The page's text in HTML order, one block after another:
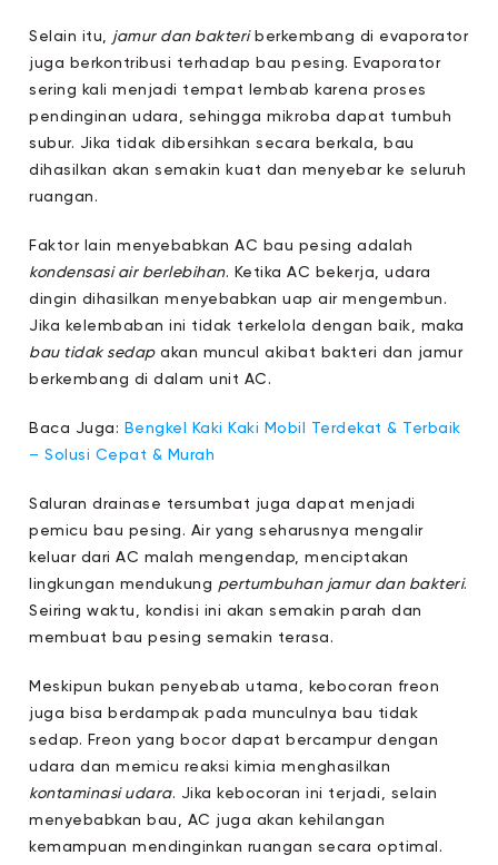
Selain itu, jamur dan bakteriberkembang di evaporator
juga berkontribusi terhadap bau pesing. Evaporator
sering kali menjadi tempat lembab karena proses
pendinginan udara, sehingga mikroba dapat tumbuh
subur. Jika tidak dibersihkan secara berkala, bau
dihasilkan akan semakin kuat dan menyebar ke seluruh
ruangan.
Faktor lain menyebabkan AC bau pesing adalah
kondensasi air berlebihan. Ketika AC bekerja, udara
dingin dihasilkan menyebabkan uap air mengembun.
Jika kelembaban ini tidak terkelola dengan baik, maka
bau tidak sedapakan muncul akibat bakteri dan jamur
berkembang di dalam unit AC.
Baca Juga: Bengkel Kaki Kaki Mobil Terdekat & Terbaik
– Solusi Cepat & Murah
Saluran drainase tersumbat juga dapat menjadi
pemicu bau pesing. Air yang seharusnya mengalir
keluar dari AC malah mengendap, menciptakan
lingkungan mendukung pertumbuhan jamur dan bakteri.
Seiring waktu, kondisi ini akan semakin parah dan
membuat bau pesing semakin terasa.
Meskipun bukan penyebab utama, kebocoran freon
juga bisa berdampak pada munculnya bau tidak
sedap. Freon yang bocor dapat bercampur dengan
udara dan memicu reaksi kimia menghasilkan
kontaminasi udara. Jika kebocoran ini terjadi, selain
menyebabkan bau, AC juga akan kehilangan
kemampuan mendinginkan ruangan secara optimal.